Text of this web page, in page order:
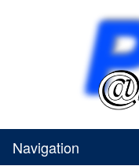
Navigation